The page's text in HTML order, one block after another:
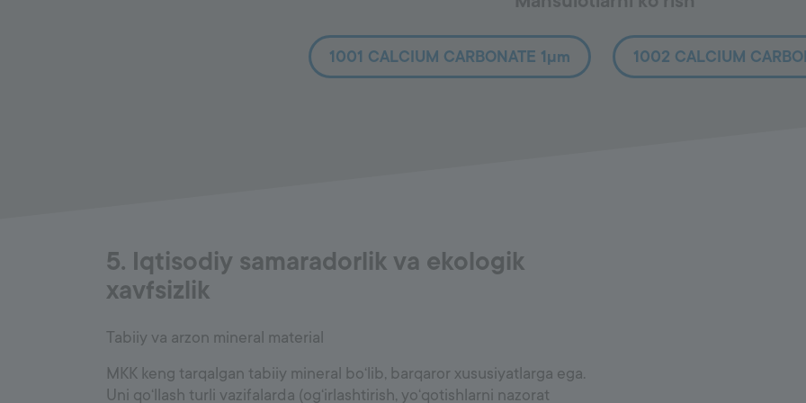
1001 CALCIUM CARBONATE 1µm 1002 CALCIUM
5. Iqtisodiy samaradorlik va ekologik
xavfsizlik
Tabiiy va arzon mineral material
MKK keng tarqalgan tabiiy mineral bo‘lib, barqaror xususiyatlarga ega.
Uni qo‘llash turli vazifalarda (og‘irlashtirish, yo‘qotishlarni nazorat